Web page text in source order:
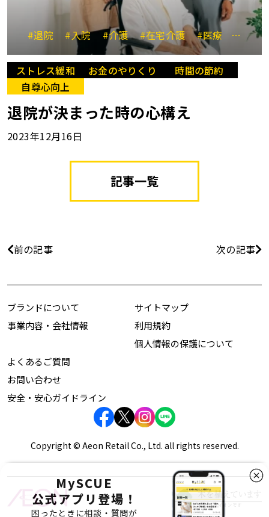
#退院 #入院 #介護 #在宅介護 #医療 #ソー
ストレス緩和 お金のやりくり
時間の節約
自尊心向上
退院が決まった時の心構え
2023年12月16日
記事一覧
前の記事 次の記事
MySCUE
公式アプリ登場！
困ったときに相談・質問が
ブランドについて
事業内容・会社情報
サイトマップ
利用規約
個人情報の保護について
よくあるご質問
お問い合わせ
安全・安心ガイドライン
Copyright © Aeon Retail Co., Ltd. all rights reserved.